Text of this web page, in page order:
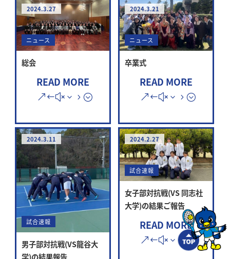
2024.3.27
ニュース
総会
READ MORE
2024.3.21
ニュース
卒業式
READ MORE
2024.3.11
試合速報
男子部対抗戦(VS龍谷大
学)の結果報告
2024.2.27
試合速報
女子部対抗戦(VS 同志社
大学)の結果ご報告
READ MORE